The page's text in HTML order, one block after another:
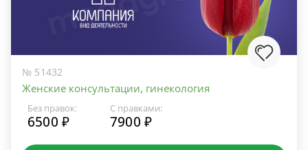
№ 51432
Женские консультации, гинекология
Без правок:
6500 ₽
С правками:
7900 ₽